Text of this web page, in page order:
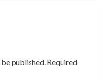
published. Required